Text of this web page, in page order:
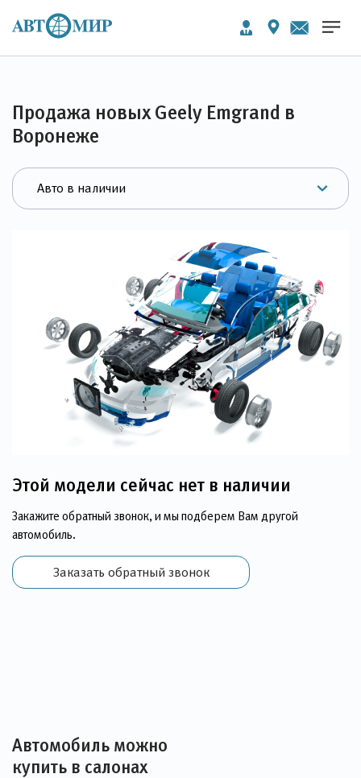
Продажа новых Geely Emgrand в
Воронеже
Этой модели сейчас нет в наличии
Закажите обратный звонок, и мы подберем Вам другой
автомобиль.
Заказать обратный звонок
Автомобиль можно
купить в салонах